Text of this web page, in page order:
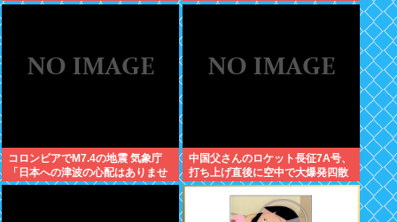
www
コロンビアでM7.4の地震 気象庁
「日本への津波の心配はありませ
ん」
中国父さんのロケット長征7A号、
打ち上げ直後に空中で大爆発四散
し失敗に終わる